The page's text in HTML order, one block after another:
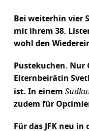
Bei weiterhin vier
mit ihrem 38.
wohl den
Pustekuchen. Nur
Elternbeirätin
ist. In einem
zudem für
Für das JFK neu